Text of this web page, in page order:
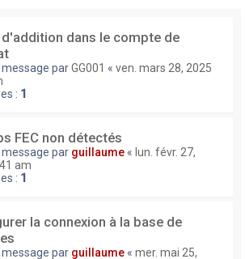
d'addition dans le compte de
parGG001 « ven. mars 28, 2025
: 1
FEC non détectés
par guillaume « lun. févr. 27,
am
: 1
la connexion à la base de
par guillaume « mer. mai 25,